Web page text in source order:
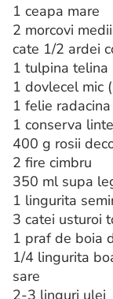
1 ceapa mare
2 morcovi medii
cate 1/2 ardei
1 tulpina telina
1 dovlecel mic
1 felie
1 conserva
400 g rosii
2 fire cimbru
350 ml supa
1 lingurita
3 catei usturoi
1 praf de boia
1/4 lingurita
sare
2-3 linguri ulei